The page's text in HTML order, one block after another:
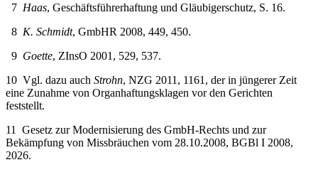
7 Haas, Geschäftsführerhaftung und Gläubigerschutz, S. 16.
8 K. Schmidt, GmbHR 2008, 449, 450.
9 Goette, ZInsO 2001, 529, 537.
10 Vgl. dazu auch Strohn, NZG 2011, 1161, der in jüngerer Zeit
eine Zunahme von Organhaftungsklagen vor den Gerichten
feststellt.
11
Gesetz zur Modernisierung des GmbH-Rechts und zur
Bekämpfung von Missbräuchen vom 28.10.2008, BGBl I 2008,
2026.